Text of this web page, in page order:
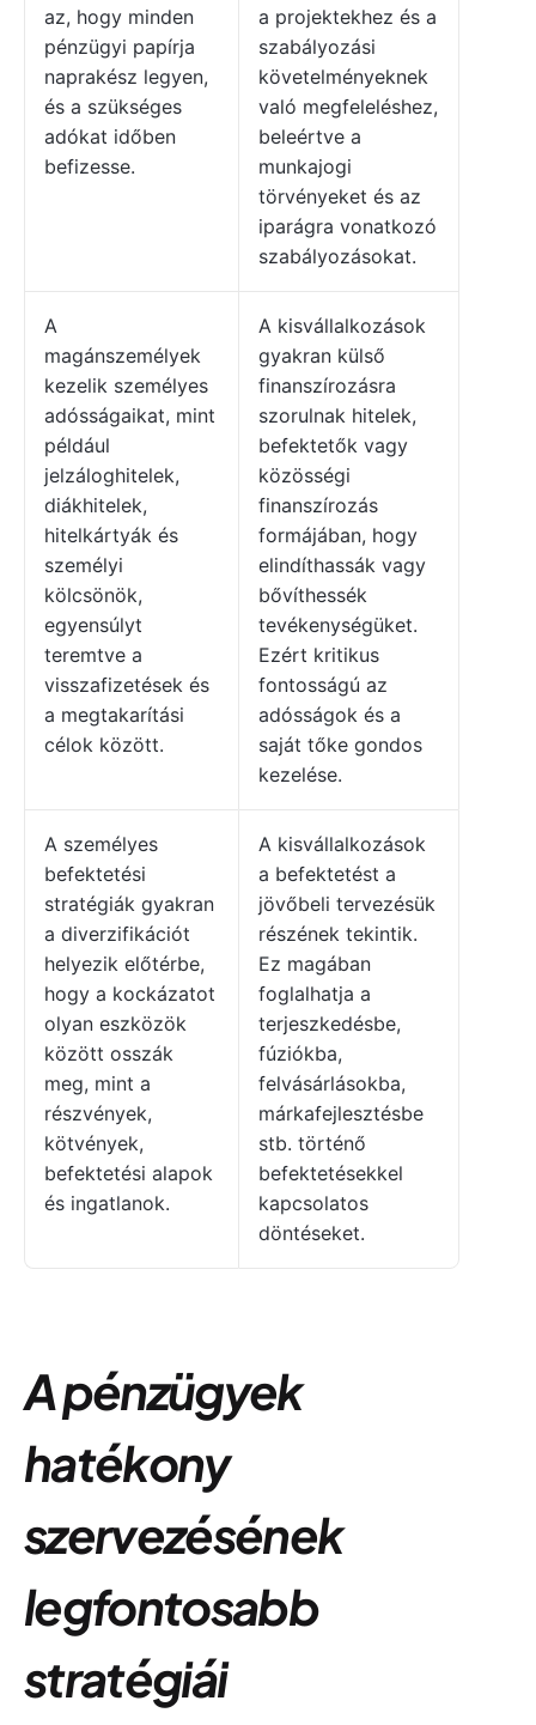
az, hogy minden
pénzügyi papírja
naprakész legyen,
és a szükséges
adókat időben
befizesse.
a projektekhez és a
szabályozási
követelményeknek
való megfeleléshez,
beleértve a
munkajogi
törvényeket és az
iparágra vonatkozó
szabályozásokat.
A
magánszemélyek
kezelik személyes
adósságaikat, mint
például
jelzáloghitelek,
diákhitelek,
hitelkártyák és
személyi
kölcsönök,
egyensúlyt
teremtve a
visszafizetések és
a megtakarítási
célok között.
A kisvállalkozások
gyakran külső
finanszírozásra
szorulnak hitelek,
befektetők vagy
közösségi
finanszírozás
formájában, hogy
elindíthassák vagy
bővíthessék
tevékenységüket.
Ezért kritikus
fontosságú az
adósságok és a
saját tőke gondos
kezelése.
A személyes
befektetési
stratégiák gyakran
a diverzifikációt
helyezik előtérbe,
hogy a kockázatot
olyan eszközök
között osszák
meg, mint a
részvények,
kötvények,
befektetési alapok
és ingatlanok.
A kisvállalkozások
a befektetést a
jövőbeli tervezésük
részének tekintik.
Ez magában
foglalhatja a
terjeszkedésbe,
fúziókba,
felvásárlásokba,
márkafejlesztésbe
stb. történő
befektetésekkel
kapcsolatos
döntéseket.
A pénzügyek
hatékony
szervezésének
legfontosabb
stratégiái